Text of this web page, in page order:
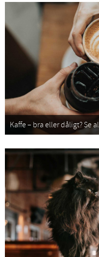
Kaffe – bra eller dåligt? Se